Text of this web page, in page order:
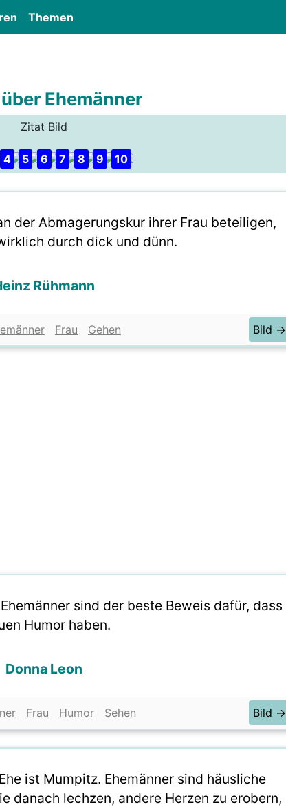
Themen
Ehemänner
Zitat Bild
4 5 6 7 8 9 10
der Abmagerungskur ihrer Frau beteiligen,
durch dick und dünn.
Rühmann
Frau Gehen Bild →
sind der beste Beweis dafür, dass
Humor haben.
Donna Leon
Frau Humor Sehen Bild →
ist Mumpitz. Ehemänner sind häusliche
danach lechzen, andere Herzen zu erobern,